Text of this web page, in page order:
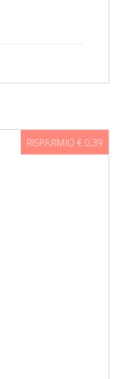
RISPARMIO € 0,39